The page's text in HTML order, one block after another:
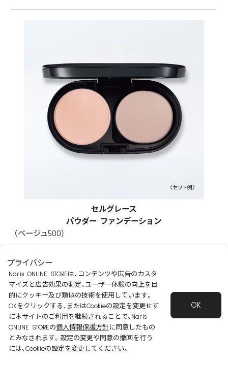
セルグレース
パウダー ファンデーション
（ベージュ500）
￥6,600
商品コード：2N61500
[レフィル] スポンジ付き。別売りの 2Ｎ6000セルグレース
ファンデーション ケースにセットしてご使用ください。
プライバシー
Naris ONLINE STOREは、コンテンツや広告のカスタ
マイズと広告効果の測定、ユーザー体験の向上を目
的にクッキー及び類似の技術を使用しています。
OKをクリックする、またはCookieの設定を変更せず
に本サイトのご利用を継続されることで、Naris
ONLINE STOREの個人情報保護方針に同意したもの
とみなされます。設定の変更や同意の撤回を行う
には、Cookieの設定を変更してください。
OK